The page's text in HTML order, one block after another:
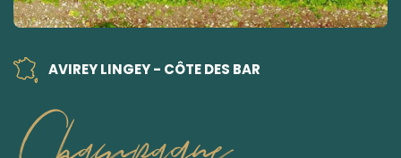
AVIREY LINGEY - CÔTE DES BAR